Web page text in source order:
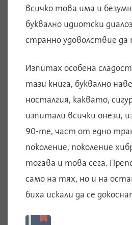
всичко това има и
буквално идиотски
странно удоволствие да
Изпитах особена
тази книга, буквално
носталгия, каквато,
изпитали всички онези,
90-те, част от едно
поколение, поколение
тогава и това сега.
само на тях, но и на
биха искали да се